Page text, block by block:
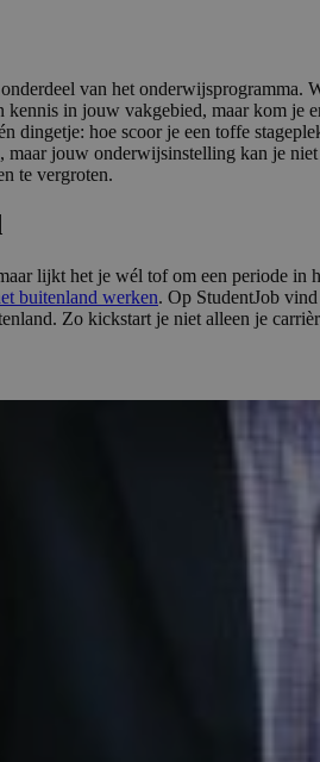
van het
kennis in jouw vakgebied, maar kom je
dingetje: hoe scoor je een toffe
maar jouw onderwijsinstelling kan je
te vergroten.
lijkt het je wél tof om een periode
buitenland werken. Op StudentJob
Zo kickstart je niet alleen je